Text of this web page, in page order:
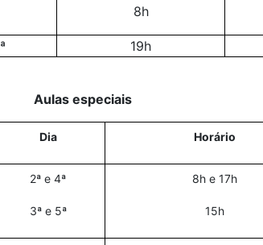
8h
19h
Aulas especiais
Dia Horário
2ª e 4ª
3ª e 5ª
8h e 17h
15h